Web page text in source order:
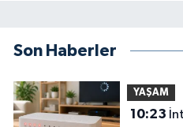
Son Haberler
YAŞAM
10:23